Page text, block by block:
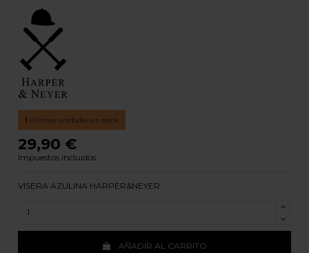
Últimas unidades en stock
29,90 €
Impuestos incluidos
VISERA AZULINA HARPER&NEYER
AÑADIR AL CARRITO